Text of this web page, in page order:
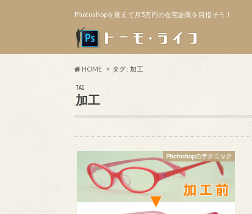
Photoshopを覚えて月5万円の在宅副業を目指そう！
HOME タグ : 加工
TAG
加工
Photoshopのテクニック